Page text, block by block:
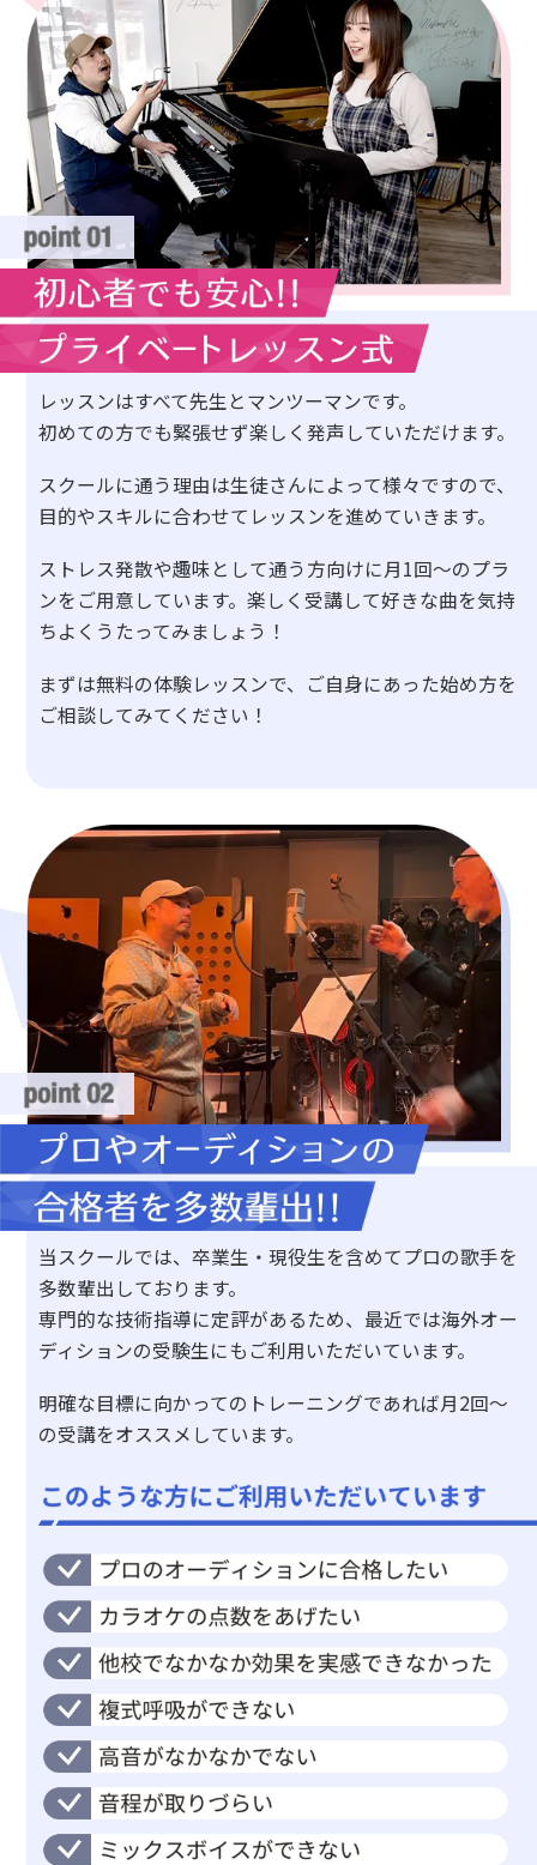
レッスンはすべて先生とマンツーマンです。
初めての方でも緊張せず楽しく発声していただけます。
スクールに通う理由は生徒さんによって様々ですので、
目的やスキルに合わせてレッスンを進めていきます。
ストレス発散や趣味として通う方向けに月1回〜のプラ
ンをご用意しています。楽しく受講して好きな曲を気持
ちよくうたってみましょう！
まずは無料の体験レッスンで、ご自身にあった始め方を
ご相談してみてください！
当スクールでは、卒業生・現役生を含めてプロの歌手を
多数輩出しております。
専門的な技術指導に定評があるため、最近では海外オー
ディションの受験生にもご利用いただいています。
明確な目標に向かってのトレーニングであれば月2回〜
の受講をオススメしています。